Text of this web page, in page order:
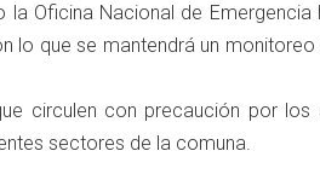
Oficina Nacional de Emergencia
lo que se mantendrá un
circulen con precaución por los
sectores de la comuna.